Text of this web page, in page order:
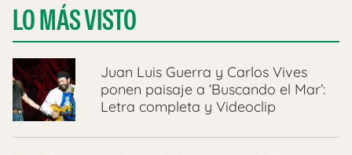
LO MÁS VISTO
Juan Luis Guerra y Carlos Vives
ponen paisaje a ‘Buscando el Mar’:
Letra completa y Videoclip